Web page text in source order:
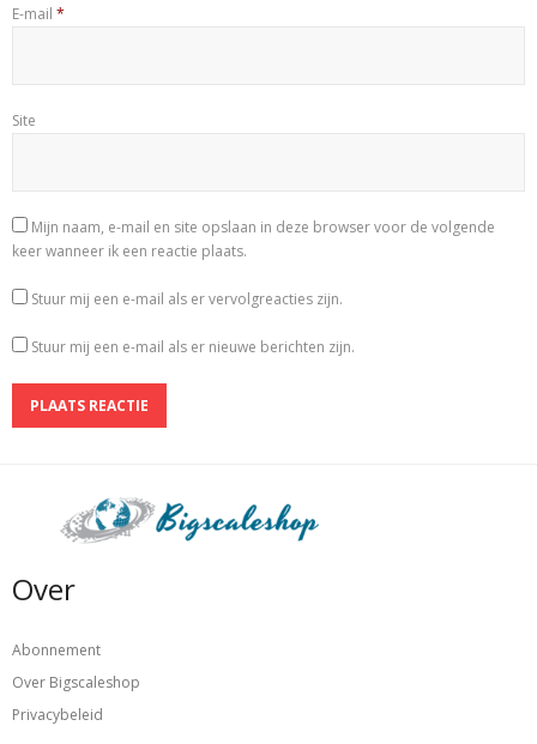
E-mail *
Site
Mijn naam, e-mail en site opslaan in deze browser voor de volgende
keer wanneer ik een reactie plaats.
Stuur mij een e-mail als er vervolgreacties zijn.
Stuur mij een e-mail als er nieuwe berichten zijn.
Over
Abonnement
Over Bigscaleshop
Privacybeleid